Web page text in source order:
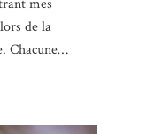
mes
de la
Chacune…